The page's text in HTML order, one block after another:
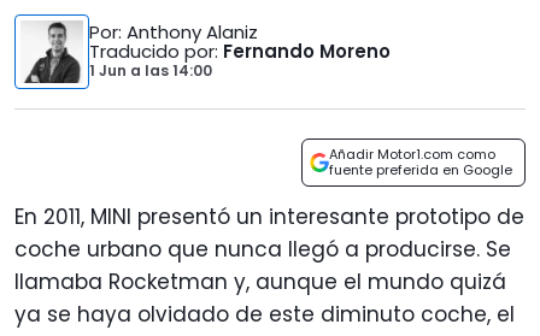
Por: Anthony Alaniz
Traducido por: Fernando Moreno
1 Jun a las14:00
Añadir Motor1.com como
fuente preferida en Google
En 2011, MINI presentó un interesante prototipo de
coche urbano que nunca llegó a producirse. Se
llamaba Rocketman y, aunque el mundo quizá
ya se haya olvidado de este diminuto coche, el